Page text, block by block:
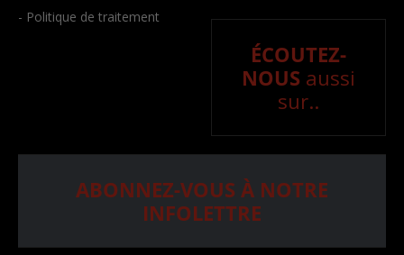
- Politique de traitement
ÉCOUTEZ-
NOUS aussi
sur..
ABONNEZ-VOUS À NOTRE
INFOLETTRE